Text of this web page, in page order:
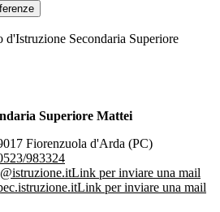
d'Istruzione Secondaria Superiore
Superiore Mattei
Fiorenzuola d'Arda (PC)
983324
Link per inviare una mail
Link per inviare una mail